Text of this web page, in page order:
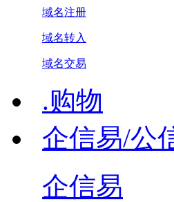
域名注册
域名转入
域名交易
.购物
企信易/公
企信易